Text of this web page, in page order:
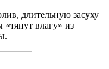
длительную засуху
влагу» из